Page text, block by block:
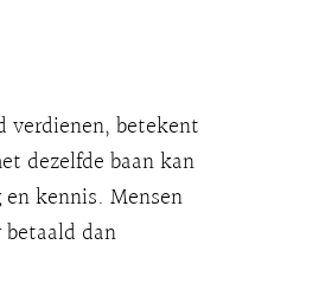
verdienen, betekent
dezelfde baan kan
kennis. Mensen
dan